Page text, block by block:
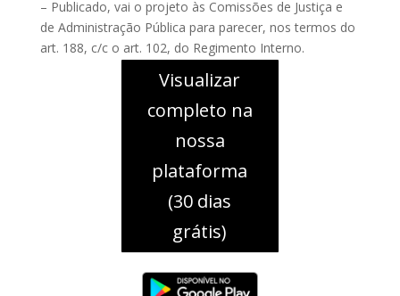
– Publicado, vai o projeto às Comissões de Justiça e
de Administração Pública para parecer, nos termos do
art. 188, c/c o art. 102, do Regimento Interno.
Visualizar
completo na
nossa
plataforma
(30 dias
grátis)